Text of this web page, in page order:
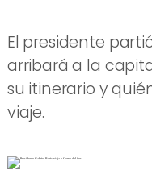
El presidente
arribará a la
su itinerario y
viaje.